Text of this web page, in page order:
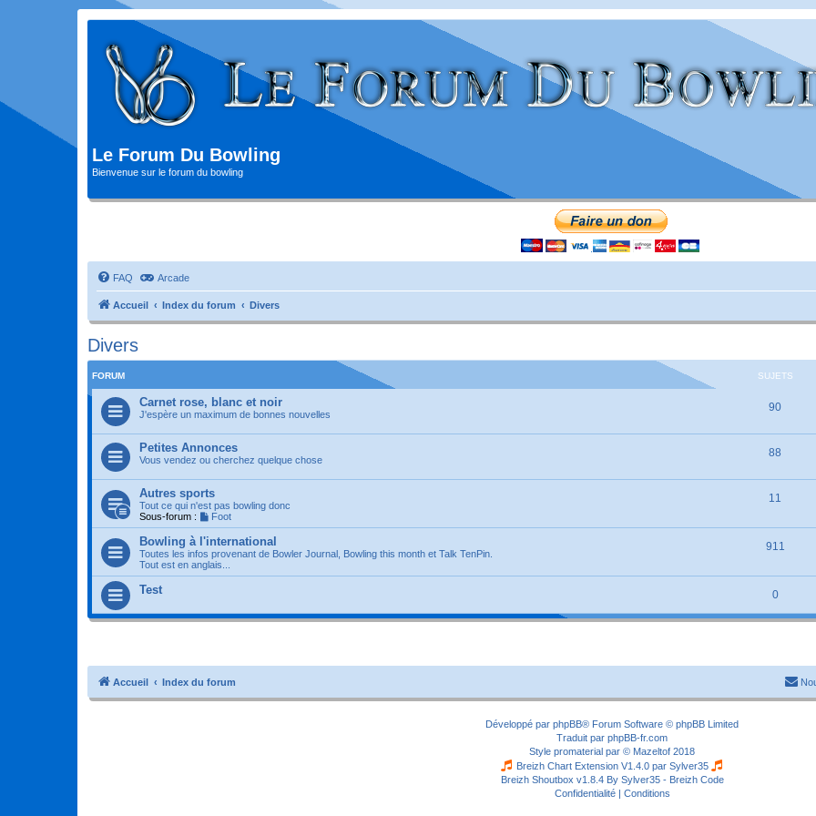
Le Forum Du Bowling
Bienvenue sur le forum du bowling
FAQ Arcade
Accueil Index du forum Divers
Divers
FORUM SUJETS
Carnet rose, blanc et noir
J'espère un maximum de bonnes nouvelles
90
Petites Annonces
Vous vendez ou cherchez quelque chose
88
Autres sports
Tout ce qui n'est pas bowling donc
Sous-forum :
Foot
11
Bowling à l'international
Toutes les infos provenant de Bowler Journal, Bowling this month et Talk TenPin.
Tout est en anglais...
911
Test 0
Accueil Index du forum
Développé par phpBB® Forum Software © phpBB Limited
Traduit par phpBB-fr.com
Style promaterial par © Mazeltof 2018
Breizh Chart Extension V1.4.0 par Sylver35
Breizh Shoutbox v1.8.4 By Sylver35 - Breizh Code
Confidentialité| Conditions